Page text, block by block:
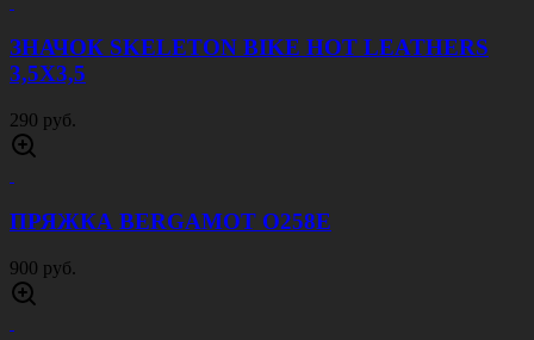
ЗНАЧОК SKELETON BIKE HOT LEATHERS
3,5Х3,5
290 руб.
ПРЯЖКА BERGAMOT O258E
900 руб.